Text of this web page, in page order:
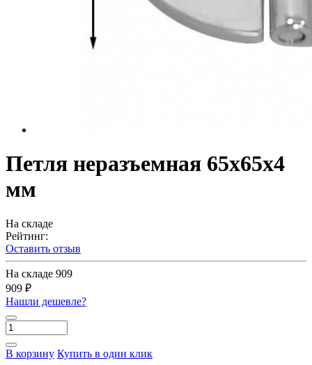
Петля неразъемная 65х65х4
мм
На складе
Рейтинг:
Оставить отзыв
На складе 909
909 ₽
Нашли дешевле?
В корзину Купить в один клик